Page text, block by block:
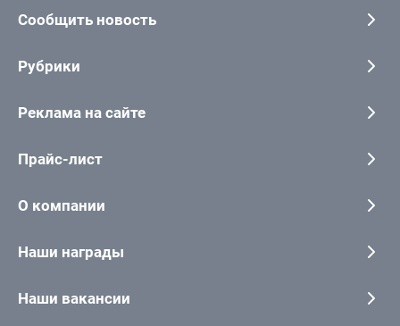
Сообщить новость
Рубрики
Реклама на сайте
Прайс-лист
О компании
Наши награды
Наши вакансии